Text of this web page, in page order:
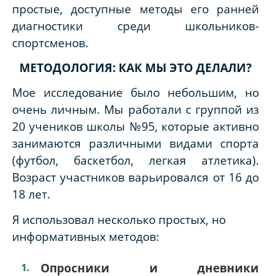
простые, доступные методы его ранней
диагностики среди школьников-
спортсменов.
МЕТОДОЛОГИЯ: КАК МЫ ЭТО ДЕЛАЛИ?
Мое исследование было небольшим, но
очень личным. Мы работали с группой из
20 учеников школы №95, которые активно
занимаются различными видами спорта
(футбол, баскетбол, легкая атлетика).
Возраст участников варьировался от 16 до
18 лет.
Я использовал несколько простых, но
информативных методов:
Опросники и дневники